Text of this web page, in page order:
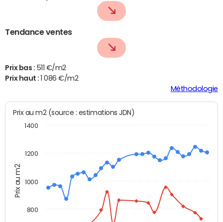
Tendance ventes
Prix bas : 511 €/m2
Prix haut :
1 086 €/m2
Méthodologie
Prix au m2
Prix au m2 (source : estimations JDN)
800
1000
1200
1400